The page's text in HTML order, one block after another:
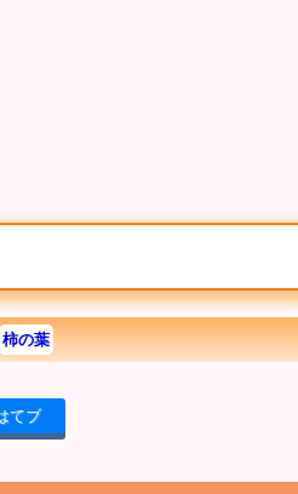
柿の葉
てブ